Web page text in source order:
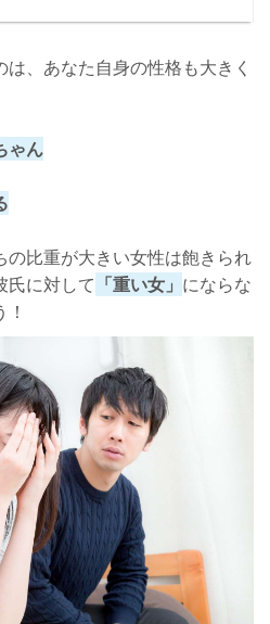
、あなた自身の性格も大きく
ゃん
の比重が大きい女性は飽きられ
氏に対して 「重い女」 にならな